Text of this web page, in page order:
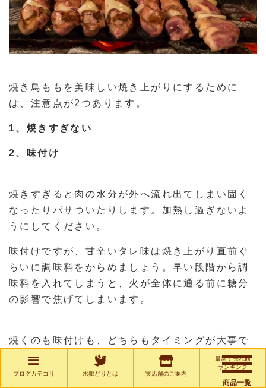
商品一覧
焼き鳥ももを美味しい焼き上がりにするために
は、注意点が2つあります。
1、焼きすぎない
2、味付け
焼きすぎると肉の水分が外へ流れ出てしまい固く
なったりパサついたりします。加熱し過ぎないよ
うにしてください。
味付けですが、甘辛いタレ味は焼き上がり直前ぐ
らいに調味料をからめましょう。早い段階から調
味料を入れてしまうと、火が全体に通る前に糖分
の影響で焦げてしまいます。
焼くのも味付けも、どちらもタイミングが大事で
す。
ブログカテゴリ 水郷どりとは 実店舗のご案内
最新！売れ筋
ランキング